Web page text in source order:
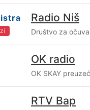
Radio Niš
Društvo za
OK radio
OK SKAY
RTV Bap